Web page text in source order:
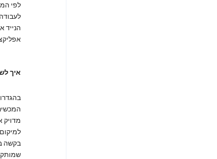
לפי
הנייד
איך
מדויק